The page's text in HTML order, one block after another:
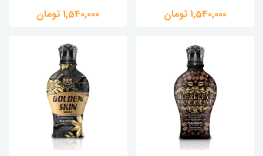
1,540,000 تومان 1,540,000 تومان